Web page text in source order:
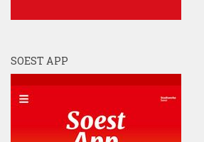
SOEST APP